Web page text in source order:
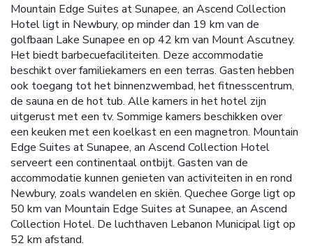
Mountain Edge Suites at Sunapee, an Ascend Collection
Hotel ligt in Newbury, op minder dan 19 km van de
golfbaan Lake Sunapee en op 42 km van Mount Ascutney.
Het biedt barbecuefaciliteiten. Deze accommodatie
beschikt over familiekamers en een terras. Gasten hebben
ook toegang tot het binnenzwembad, het fitnesscentrum,
de sauna en de hot tub. Alle kamers in het hotel zijn
uitgerust met een tv. Sommige kamers beschikken over
een keuken met een koelkast en een magnetron. Mountain
Edge Suites at Sunapee, an Ascend Collection Hotel
serveert een continentaal ontbijt. Gasten van de
accommodatie kunnen genieten van activiteiten in en rond
Newbury, zoals wandelen en skiën. Quechee Gorge ligt op
50 km van Mountain Edge Suites at Sunapee, an Ascend
Collection Hotel. De luchthaven Lebanon Municipal ligt op
52 km afstand.